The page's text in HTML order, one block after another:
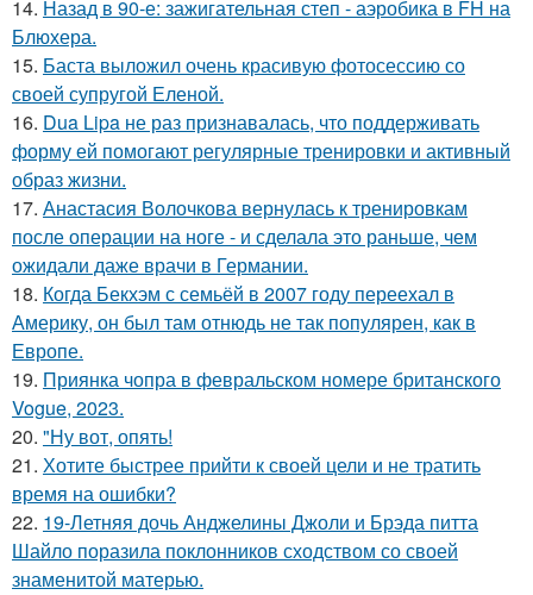
14. Назад в 90-е: зажигательная степ - аэробика в FH на
Блюхера.
15. Баста выложил очень красивую фотосессию со
своей супругой Еленой.
16. Dua Lipa не раз признавалась, что поддерживать
форму ей помогают регулярные тренировки и активный
образ жизни.
17. Анастасия Волочкова вернулась к тренировкам
после операции на ноге - и сделала это раньше, чем
ожидали даже врачи в Германии.
18. Когда Бекхэм с семьёй в 2007 году переехал в
Америку, он был там отнюдь не так популярен, как в
Европе.
19. Приянка чопра в февральском номере британского
Vogue, 2023.
20. "Ну вот, опять!
21. Хотите быстрее прийти к своей цели и не тратить
время на ошибки?
22. 19-Летняя дочь Анджелины Джоли и Брэда питта
Шайло поразила поклонников сходством со своей
знаменитой матерью.